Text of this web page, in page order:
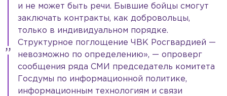
и не может быть речи. Бывшие бойцы смогут
заключать контракты, как добровольцы,
только в индивидуальном порядке.
Структурное поглощение ЧВК Росгвардией —
невозможно по определению», — опроверг
сообщения ряда СМИ председатель комитета
Госдумы по информационной политике,
информационным технологиям и связи